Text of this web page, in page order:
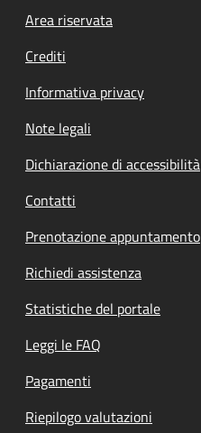
Footer menu
Area riservata
Crediti
Informativa privacy
Note legali
Dichiarazione di accessibilità
Contatti
Prenotazione appuntamento
Richiedi assistenza
Statistiche del portale
Leggi le FAQ
Pagamenti
Riepilogo valutazioni